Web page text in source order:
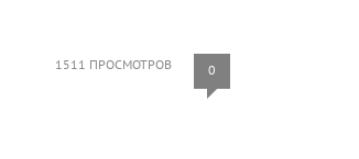
1511 ПРОСМОТРОВ 0